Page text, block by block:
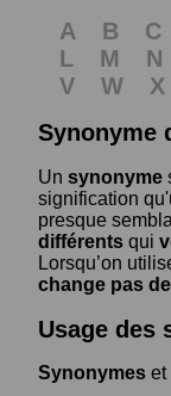
A B C
L
M N
V
W X
Synonyme
Un synonyme
signification
presque
différents qui
Lorsqu’on
change pas
Usage des
Synonymes et